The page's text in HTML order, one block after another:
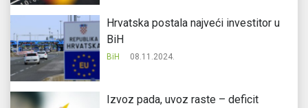
Hrvatska postala najveći investitor u
BiH
BiH 08.11.2024.
Izvoz pada, uvoz raste – deficit